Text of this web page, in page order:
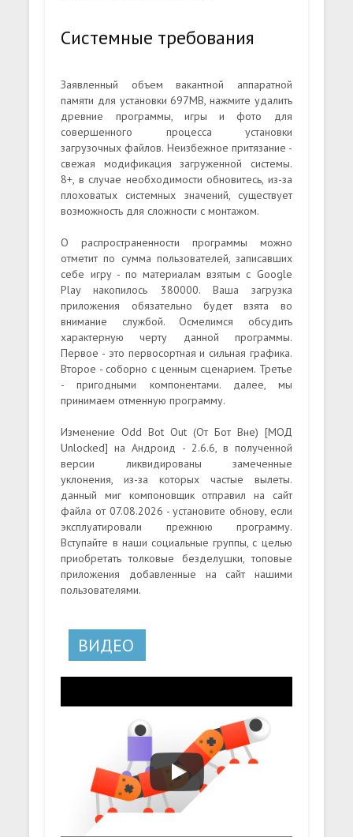
Системные требования
Заявленный объем вакантной аппаратной
памяти для установки 697MB, нажмите удалить
древние программы, игры и фото для
совершенного процесса установки
загрузочных файлов. Неизбежное притязание -
свежая модификация загруженной системы.
8+, в случае необходимости обновитесь, из-за
плоховатых системных значений, существует
возможность для сложности с монтажом.
О распространенности программы можно
отметит по сумма пользователей, записавших
себе игру - по материалам взятым с Google
Play накопилось 380000. Ваша загрузка
приложения обязательно будет взята во
внимание службой. Осмелимся обсудить
характерную черту данной программы.
Первое - это первосортная и сильная графика.
Второе - соборно с ценным сценарием. Третье
- пригодными компонентами. далее, мы
принимаем отменную программу.
Изменение Odd Bot Out (От Бот Вне) [МОД
Unlocked] на Андроид - 2.6.6, в полученной
версии ликвидированы замеченные
уклонения, из-за которых частые вылеты.
данный миг компоновщик отправил на сайт
файла от 07.08.2026 - установите обнову, если
эксплуатировали прежнюю программу.
Вступайте в наши социальные группы, с целью
приобретать толковые безделушки, топовые
приложения добавленные на сайт нашими
пользователями.
ВИДЕО